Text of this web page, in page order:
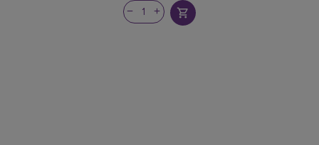
shopping_cart